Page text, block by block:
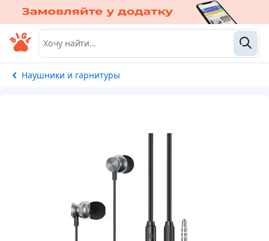
Наушники и гарнитуры